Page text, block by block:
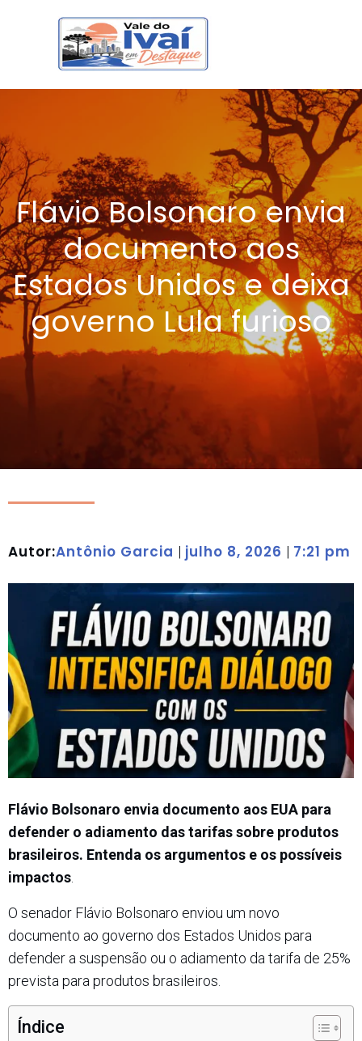
Flávio Bolsonaro envia
documento aos
Estados Unidos e deixa
governo Lula furioso
Autor:Antônio Garcia | julho 8, 2026 | 7:21 pm
Flávio Bolsonaro envia documento aos EUA para
defender o adiamento das tarifas sobre produtos
brasileiros. Entenda os argumentos e os possíveis
impactos
O senador Flávio Bolsonaro enviou um novo
documento ao governo dos Estados Unidos para
defender a suspensão ou o adiamento da tarifa de 25%
prevista para produtos brasileiros.
Índice